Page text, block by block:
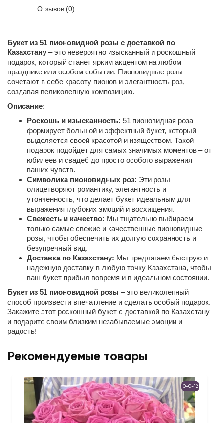
Отзывов (0)
Букет из 51 пионовидной розы с доставкой по
Казахстану – это невероятно изысканный и роскошный
подарок, который станет ярким акцентом на любом
празднике или особом событии. Пионовидные розы
сочетают в себе красоту пионов и элегантность роз,
создавая великолепную композицию.
Описание:
Роскошь и изысканность: 51 пионовидная роза
формирует большой и эффектный букет, который
выделяется своей красотой и изяществом. Такой
подарок подойдет для самых значимых моментов – от
юбилеев и свадеб до просто особого выражения
ваших чувств.
Символика пионовидных роз: Эти розы
олицетворяют романтику, элегантность и
утонченность, что делает букет идеальным для
выражения глубоких эмоций и восхищения.
Свежесть и качество: Мы тщательно выбираем
только самые свежие и качественные пионовидные
розы, чтобы обеспечить их долгую сохранность и
безупречный вид.
Доставка по Казахстану: Мы предлагаем быструю и
надежную доставку в любую точку Казахстана, чтобы
ваш букет прибыл вовремя и в идеальном состоянии.
Букет из 51 пионовидной розы – это великолепный
способ произвести впечатление и сделать особый подарок.
Закажите этот роскошный букет с доставкой по Казахстану
и подарите своим близким незабываемые эмоции и
радость!
Рекомендуемые товары
0-0-12